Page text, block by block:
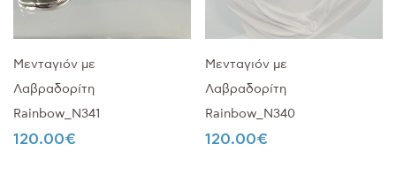
Μενταγιόν με
Λαβραδορίτη
Rainbow_Ν341
120.00€
Μενταγιόν με
Λαβραδορίτη
Rainbow_Ν340
120.00€